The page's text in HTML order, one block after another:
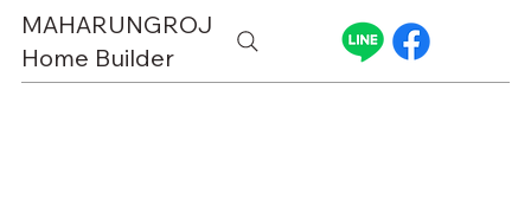
MAHARUNGROJ
Home Builder